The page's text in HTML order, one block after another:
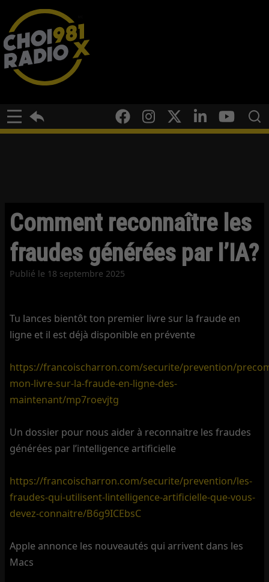
Comment reconnaître les
fraudes générées par l’IA?
Publié le 18 septembre 2025
Tu lances bientôt ton premier livre sur la fraude en
ligne et il est déjà disponible en prévente
https://francoischarron.com/securite/prevention/
mon-livre-sur-la-fraude-en-ligne-des-
maintenant/mp7roevjtg
Un dossier pour nous aider à reconnaitre les fraudes
générées par l’intelligence artificielle
https://francoischarron.com/securite/prevention/les-
fraudes-qui-utilisent-lintelligence-artificielle-que-vous-
devez-connaitre/B6g9ICEbsC
Apple annonce les nouveautés qui arrivent dans les
Macs